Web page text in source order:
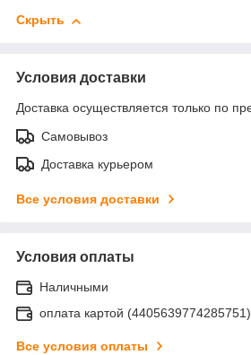
Скрыть
Условия доставки
Доставка осуществляется только по
Самовывоз
Доставка курьером
Все условия доставки
Условия оплаты
Наличными
оплата картой (4405639774285751)
Все условия оплаты